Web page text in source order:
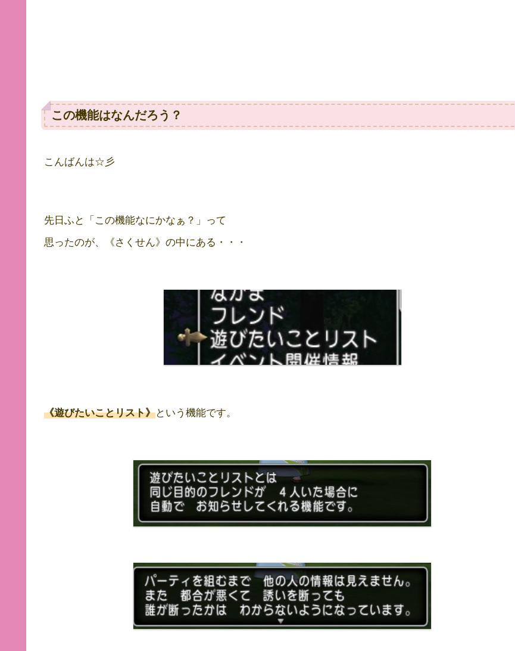
この機能はなんだろう？
こんばんは☆彡
先日ふと「この機能なにかなぁ？」って
思ったのが、《さくせん》の中にある・・・
《遊びたいことリスト》という機能です。